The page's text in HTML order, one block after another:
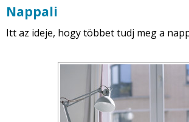
Nappali
Itt az ideje, hogy többet tudj meg a